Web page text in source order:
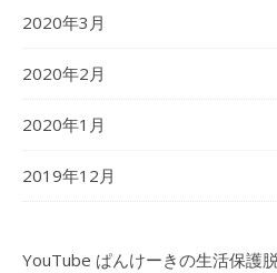
2020年3月
2020年2月
2020年1月
2019年12月
YouTube ぱんけーきの生活保護